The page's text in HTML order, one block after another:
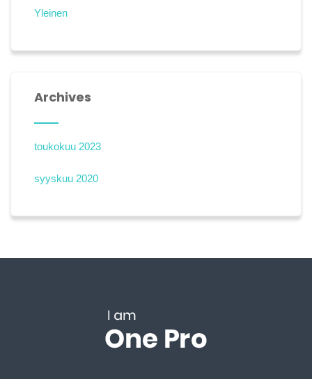
Yleinen
Archives
toukokuu 2023
syyskuu 2020